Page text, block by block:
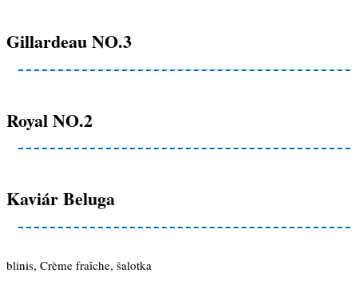
Gillardeau NO.3
Royal NO.2
Kaviár Beluga
blinis, Crème fraîche, šalotka